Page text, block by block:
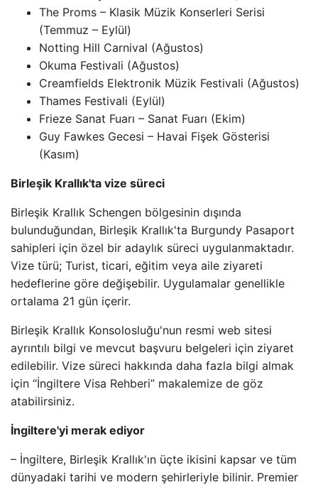
The Proms – Klasik Müzik Konserleri Serisi
(Temmuz – Eylül)
Notting Hill Carnival (Ağustos)
Okuma Festivali (Ağustos)
Creamfields Elektronik Müzik Festivali (Ağustos)
Thames Festivali (Eylül)
Frieze Sanat Fuarı – Sanat Fuarı (Ekim)
Guy Fawkes Gecesi – Havai Fişek Gösterisi
(Kasım)
Birleşik Krallık'ta vize süreci
Birleşik Krallık Schengen bölgesinin dışında
bulunduğundan, Birleşik Krallık'ta Burgundy Pasaport
sahipleri için özel bir adaylık süreci uygulanmaktadır.
Vize türü; Turist, ticari, eğitim veya aile ziyareti
hedeflerine göre değişebilir. Uygulamalar genellikle
ortalama 21 gün içerir.
Birleşik Krallık Konsolosluğu'nun resmi web sitesi
ayrıntılı bilgi ve mevcut başvuru belgeleri için ziyaret
edilebilir. Vize süreci hakkında daha fazla bilgi almak
için “İngiltere Visa Rehberi” makalemize de göz
atabilirsiniz.
İngiltere'yi merak ediyor
– İngiltere, Birleşik Krallık'ın üçte ikisini kapsar ve tüm
dünyadaki tarihi ve modern şehirleriyle bilinir. Premier